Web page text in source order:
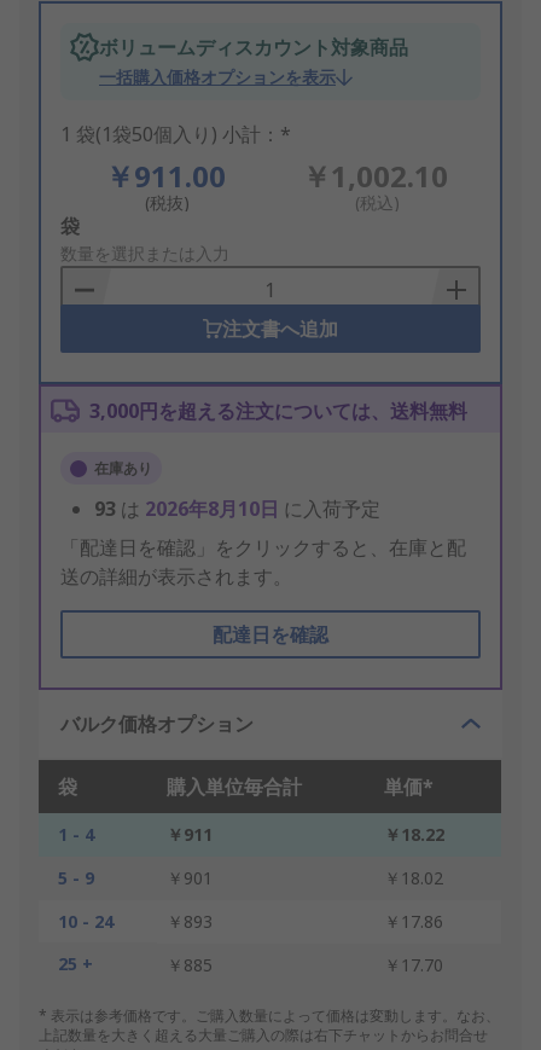
ボリュームディスカウント対象商品
一括購入価格オプションを表示
1 袋(1袋50個入り) 小計：*
￥911.00
(税抜)
￥1,002.10
(税込)
Add
to
Basket
袋
数量を選択または入力
注文書へ追加
3,000円を超える注文については、送料無料
在庫あり
93 は 2026年8月10日 に入荷予定
「配達日を確認」をクリックすると、在庫と配
送の詳細が表示されます。
配達日を確認
バルク価格オプション
袋 購入単位毎合計 単価*
1 - 4 ￥911
￥18.22
5 - 9
￥901
￥18.02
10 - 24
￥893
￥17.86
25 +
￥885 ￥17.70
* 表示は参考価格です。ご購入数量によって価格は変動します。なお、
上記数量を大きく超える大量ご購入の際は右下チャットからお問合せ